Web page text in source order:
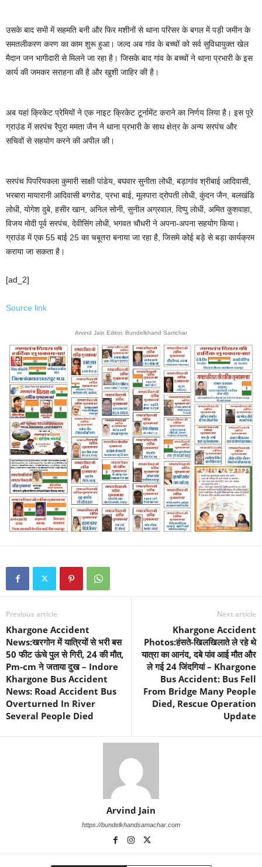
उसके बाद सभी में सहमति बनी और फिर मशीनों से थाना परिसर के बगल में पड़ी जमीन के
समतलीकरण करण का काम शुरू हुआ। जल्द अब गांव के बच्चों को सर्व सुविधायुक्त खेल
मैदान जन भागीदारी से मिलने जा रहा है। जिसके बाद गांव के बच्चों ने थाना प्रभारी के इस
कार्य की जमकर सराहना की है और खुशी जाहिर की है।
अब यहां क्रिकेट प्रेमियों ने एक नाइट क्रिकेट टूर्नामेंट कराने का निर्णय लिया है। इस पूरे
ग्राउंड में सरपंच रैपुरा ममता जैन ने थाना प्रभारी के साथ क्षेत्र के अन्य सरपंच और
सचिवों से सहयोग करने की अपील की।
सरपंच पिपरियकला कुमारी साक्षी पांडेय, बघवार सुनीता लोधी, बड़ागांव श्रीबाई आदिवासी,
भरबारा मायारानी आदिवासी बगरोड, प्रभा बाई, मूलपारा द्रोपती लोधी, कुंदन जैन, बलखंडि
लोधी, योगेश दुबे, हसीर खान, अनिल सोनी, सुनील अग्रवाल, दिप्पु लोधी, अमित कुशवाहा,
विजय मोदी पूर्व सरपंच, देवीसिंग लोधी, भगवत चौधरी ने अपना-अपना सहयोग किया।
ग्राउंड में एक 55 बाई 25 का चबूतरा बनाया जा रहा है, जिसमे कोई बड़े से बड़ा कार्यक्रम
कराया जा सकता है।
[ad_2]
Source link
Arvind Jain Editor, Bundelkhand Samchar
Previous article
Khargone Accident
News:खरगोन में यात्रियों से भरी बस
50 फीट ऊंचे पुल से गिरी, 24 की मौत,
Pm-cm ने जताया दुख – Indore
Khargone Bus Accident
News: Road Accident Bus
Overturned In River
Several People Died
Next article
Khargone Accident
Photos:हंसते-खिलखिलाते ले रहे थे
यात्रा का आनंद, दबे पांव आई मौत और
ले गई 24 जिंदगियां – Khargone
Bus Accident: Bus Fell
From Bridge Many People
Died, Rescue Operation
Update
Arvind Jain
https://bundelkhandsamachar.com